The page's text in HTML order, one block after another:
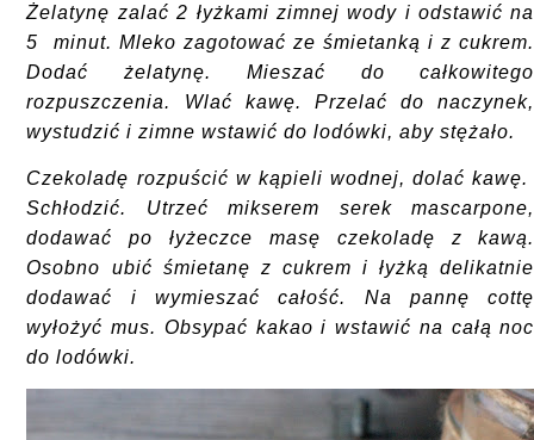
Żelatynę zalać 2 łyżkami zimnej wody i odstawić na
5 minut. Mleko zagotować ze śmietanką i z cukrem.
Dodać żelatynę. Mieszać do całkowitego
rozpuszczenia. Wlać kawę. Przelać do naczynek,
wystudzić i zimne wstawić do lodówki, aby stężało.
Czekoladę rozpuścić w kąpieli wodnej, dolać kawę.
Schłodzić. Utrzeć mikserem serek mascarpone,
dodawać po łyżeczce masę czekoladę z kawą.
Osobno ubić śmietanę z cukrem i łyżką delikatnie
dodawać i wymieszać całość. Na pannę cottę
wyłożyć mus. Obsypać kakao i wstawić na całą noc
do lodówki.